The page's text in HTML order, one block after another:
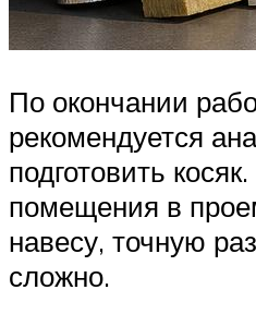
По окончании
рекомендуется
подготовить
помещения в
навесу, точную
сложно.